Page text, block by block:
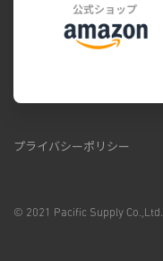
公式ショップ
プライバシーポリシー
© 2021 Pacific Supply Co.,Ltd.